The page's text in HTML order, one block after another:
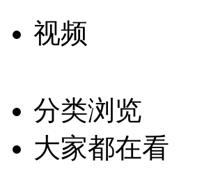
视频
分类浏览
大家都在看